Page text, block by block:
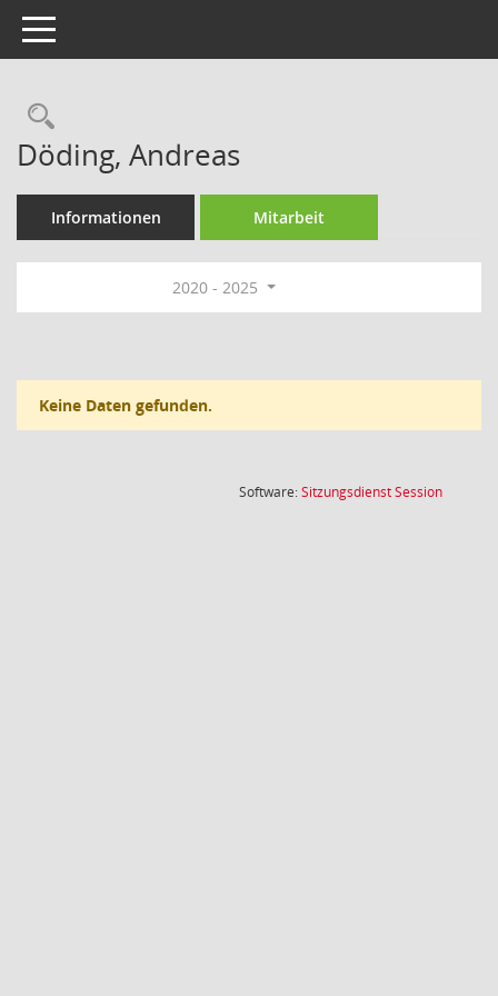
Toggle navigation
Rechercheauswahl
Döding, Andreas
Informationen Mitarbeit
2020 - 2025
Keine Daten gefunden.
Software:SitzungsdienstSession(Wird in